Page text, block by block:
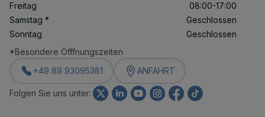
Freitag
08:00-17:00
Samstag *
Geschlossen
Sonntag
Geschlossen
*Besondere Öfffnungszeiten
+49 89 93095381
ANFAHRT
Folgen Sie uns unter: